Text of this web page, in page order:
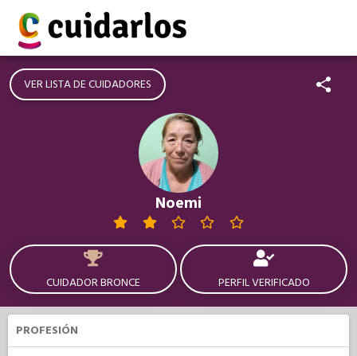
VER LISTA DE CUIDADORES
Noemi
CUIDADOR BRONCE PERFIL VERIFICADO
PROFESIÓN